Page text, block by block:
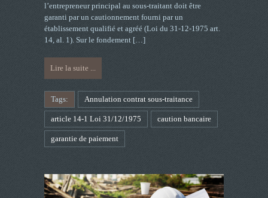
l’entrepreneur principal au sous-traitant doit être
garanti par un cautionnement fourni par un
établissement qualifié et agréé (Loi du 31-12-1975 art.
14, al. 1). Sur le fondement […]
Lire la suite ...
Tags: Annulation contrat sous-traitance
article 14-1 Loi 31/12/1975 caution bancaire
garantie de paiement